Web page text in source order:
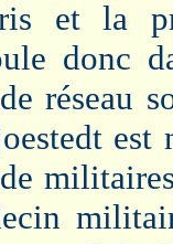
et la
donc
réseau
est